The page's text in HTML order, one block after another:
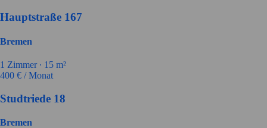
Hauptstraße 167
Bremen
1 Zimmer ∙ 15 m²
400 € / Monat
Studtriede 18
Bremen